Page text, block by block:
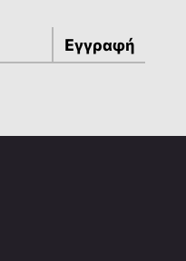
Εγγραφή